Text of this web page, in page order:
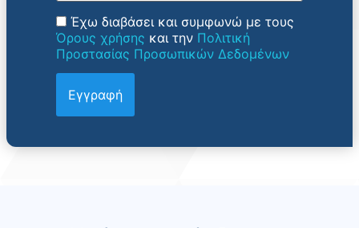
Έχω διαβάσει και συμφωνώ με τους
Όρους χρήσης και την Πολιτική
Προστασίας Προσωπικών Δεδομένων